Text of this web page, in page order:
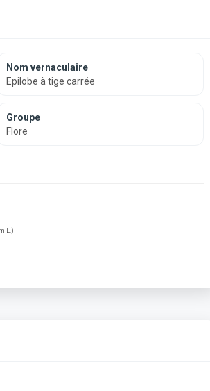
Nom vernaculaire
Epilobe à tige carrée
Groupe
Flore
L.)